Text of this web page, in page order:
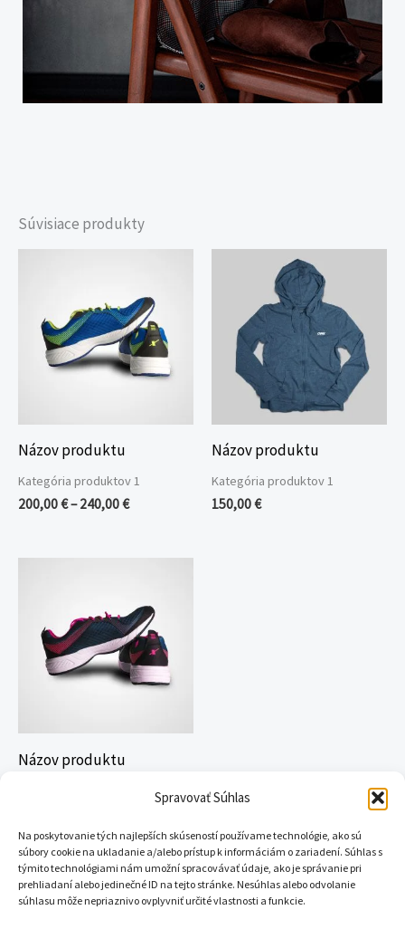
Spravovať Súhlas
Na poskytovanie tých najlepších skúseností používame technológie, ako sú
súbory cookie na ukladanie a/alebo prístup k informáciám o zariadení. Súhlas s
týmito technológiami nám umožní spracovávať údaje, ako je správanie pri
prehliadaní alebo jedinečné ID na tejto stránke. Nesúhlas alebo odvolanie
súhlasu môže nepriaznivo ovplyvniť určité vlastnosti a funkcie.
Súvisiace produkty
Názov produktu
Kategória produktov 1
200,00€– 240,00€
through
240,00 €
Názov produktu
Kategória produktov 1
150,00€
Názov produktu